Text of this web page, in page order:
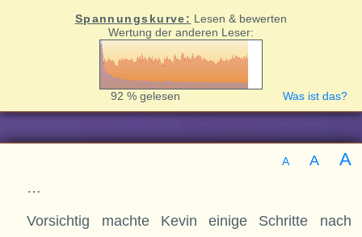
Spannungskurve: Lesen & bewerten
Wertung der anderen Leser:
92 % gelesen Was ist das?
A A A
…
Vorsichtig machte Kevin einige Schritte nach